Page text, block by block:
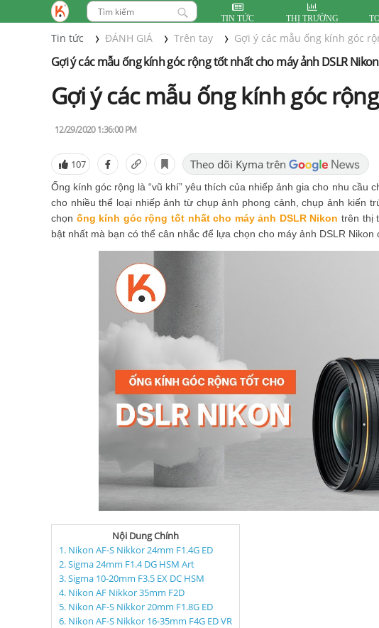
TIN TỨC THỊ TRƯỜNG
Tin tức ĐÁNH GIÁ Trên tay Gợi ý các mẫu ống kính góc
Gợi ý các mẫu ống kính góc rộng tốt nhất cho máy ảnh DSLR Nikon
Gợi ý các mẫu ống kính góc
12/29/2020 1:36:00 PM
107 Theo dõi Kyma trên
Ống kính góc rộng là “vũ khí” yêu thích của nhiếp ảnh gia cho nhu cầu
cho nhiều thể loại nhiếp ảnh từ chụp ảnh phong cảnh, chụp ảnh kiến
chọn ống kính góc rộng tốt nhất cho máy ảnh DSLR Nikon trên thị
bật nhất mà bạn có thể cân nhắc để lựa chọn cho máy ảnh DSLR Nikon
Nội Dung Chính
1. Nikon AF-S Nikkor 24mm F1.4G ED
2. Sigma 24mm F1.4 DG HSM Art
3. Sigma 10-20mm F3.5 EX DC HSM
4. Nikon AF Nikkor 35mm F2D
5. Nikon AF-S Nikkor 20mm F1.8G ED
6. Nikon AF-S Nikkor 16-35mm F4G ED VR